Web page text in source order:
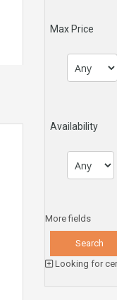
Max Price
Availability
More fields
Looking for